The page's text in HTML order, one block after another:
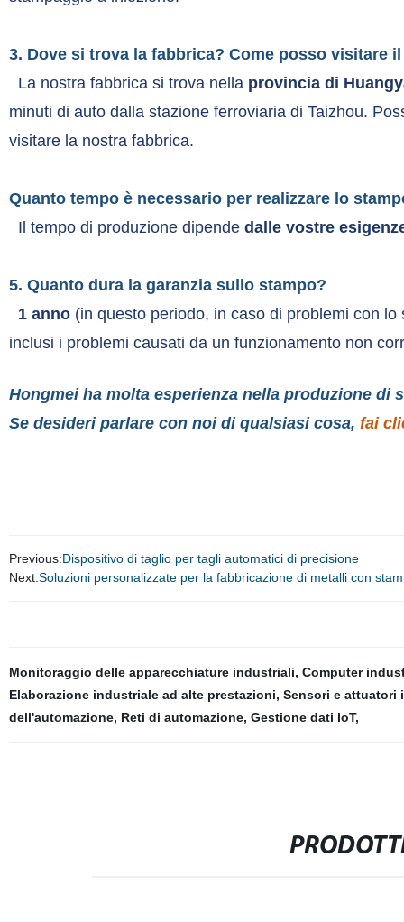
3. Dove si trova la fabbrica? Come posso visitare
La nostra fabbrica si trova nellaprovincia di
minuti di auto dalla stazione ferroviaria di Taizhou.
visitare la nostra fabbrica.
Quanto tempo è necessario per realizzare lo
Il tempo di produzione dipendedalle vostre
5. Quanto dura la garanzia sullo stampo?
1 anno(in questo periodo, in caso di problemi con
inclusi i problemi causati da un funzionamento non
Hongmei ha molta esperienza nella produzione di
Se desideri parlare con noi di qualsiasi cosa, fai
Previous:Dispositivo di taglio per tagli automatici di precisione
Next:Soluzioni personalizzate per la fabbricazione di metalli con
Monitoraggio delle apparecchiature industriali, Computer
Elaborazione industriale ad alte prestazioni, Sensori e attuatori
dell'automazione, Reti di automazione, Gestione dati IoT,